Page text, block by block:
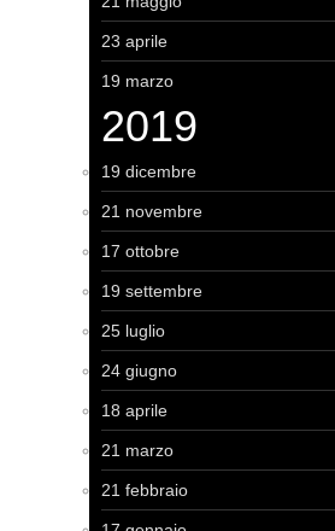
23 aprile
19 marzo
2019
19 dicembre
21 novembre
17 ottobre
19 settembre
25 luglio
24 giugno
18 aprile
21 marzo
21 febbraio